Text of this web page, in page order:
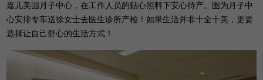
嘉儿美国月子中心，在工作人员的贴心照料下安心待产。图为月子中
心安排专车送徐女士去医生诊所产检！如果生活并非十全十美，更要
选择让自己舒心的生活方式！